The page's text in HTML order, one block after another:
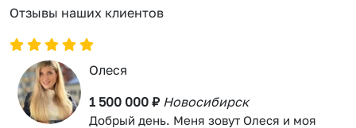
Отзывы наших клиентов
Олеся
1 500 000 ₽ Новосибирск
Добрый день. Меня зовут Олеся и моя